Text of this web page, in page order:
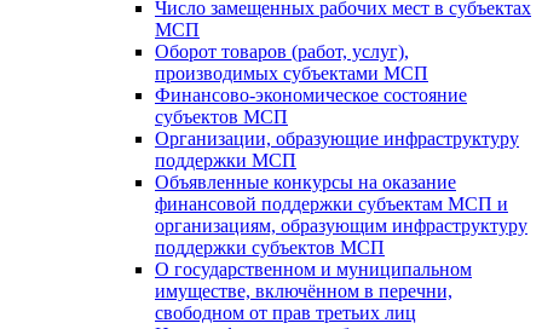
Число замещенных рабочих мест в субъектах
МСП
Оборот товаров (работ, услуг),
производимых субъектами МСП
Финансово-экономическое состояние
субъектов МСП
Организации, образующие инфраструктуру
поддержки МСП
Объявленные конкурсы на оказание
финансовой поддержки субъектам МСП и
организациям, образующим инфраструктуру
поддержки субъектов МСП
О государственном и муниципальном
имуществе, включённом в перечни,
свободном от прав третьих лиц